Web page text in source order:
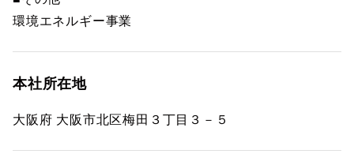
環境エネルギー事業
本社所在地
大阪府 大阪市北区梅田３丁目３－５